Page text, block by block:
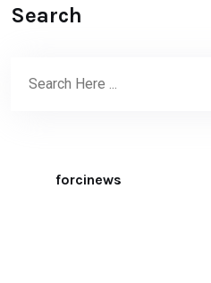
Search
forcinews